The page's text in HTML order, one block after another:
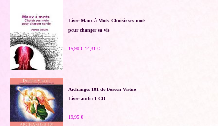
Livre Maux à Mots, Choisir ses mots
pour changer sa vie
15,90 € 14,31 €
Archanges 101 de Doreen Virtue -
Livre audio 1 CD
19,95 €